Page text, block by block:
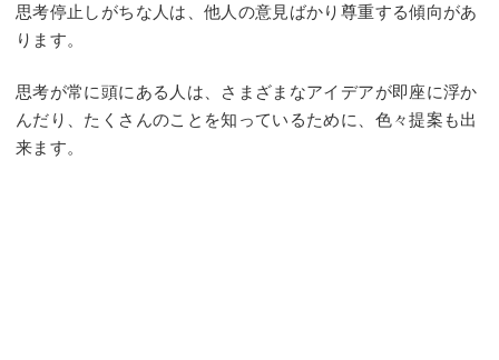
思考停止しがちな人は、他人の意見ばかり尊重する傾向があ
ります。
思考が常に頭にある人は、さまざまなアイデアが即座に浮か
んだり、たくさんのことを知っているために、色々提案も出
来ます。